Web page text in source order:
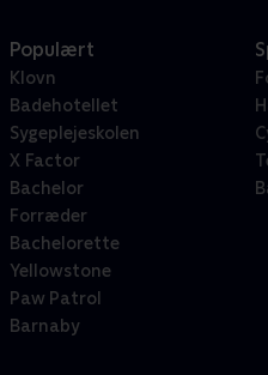
Populært
Klovn
Badehotellet
Sygeplejeskolen
X Factor
Bachelor
Forræder
Bachelorette
Yellowstone
Paw Patrol
Barnaby